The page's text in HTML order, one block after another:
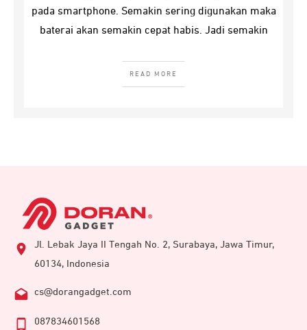
pada smartphone. Semakin sering digunakan maka
baterai akan semakin cepat habis. Jadi semakin
READ MORE
Jl. Lebak Jaya II Tengah No. 2, Surabaya, Jawa Timur,
60134, Indonesia
cs@dorangadget.com
087834601568